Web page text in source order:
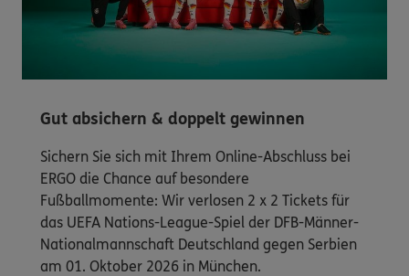
Gut absichern & doppelt gewinnen
Sichern Sie sich mit Ihrem Online-Abschluss bei
ERGO die Chance auf besondere
Fußballmomente: Wir verlosen 2 x 2 Tickets für
das UEFA Nations-League-Spiel der DFB-Männer-
Nationalmannschaft Deutschland gegen Serbien
am 01. Oktober 2026 in München.